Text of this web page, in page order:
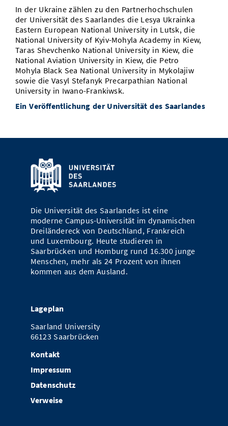
In der Ukraine zählen zu den Partnerhochschulen
der Universität des Saarlandes die Lesya Ukrainka
Eastern European National University in Lutsk, die
National University of Kyiv-Mohyla Academy in Kiew,
Taras Shevchenko National University in Kiew, die
National Aviation University in Kiew, die Petro
Mohyla Black Sea National University in Mykolajiw
sowie die Vasyl Stefanyk Precarpathian National
University in Iwano-Frankiwsk.
Ein Veröffentlichung der Universität des Saarlandes
Die Universität des Saarlandes ist eine
moderne Campus-Universität im dynamischen
Dreiländereck von Deutschland, Frankreich
und Luxembourg. Heute studieren in
Saarbrücken und Homburg rund 16.300 junge
Menschen, mehr als 24 Prozent von ihnen
kommen aus dem Ausland.
Lageplan
Saarland University
66123 Saarbrücken
Kontakt
Impressum
Datenschutz
Verweise